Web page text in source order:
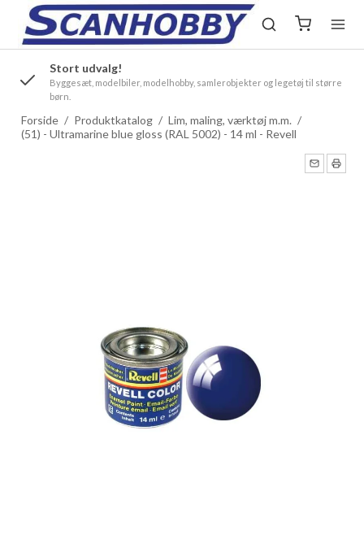
Stort udvalg!
Byggesæt, modelbiler, modelhobby, samlerobjekter og legetøj til større
børn.
Forside / Produktkatalog / Lim, maling, værktøj m.m. /
(51) - Ultramarine blue gloss (RAL 5002) - 14 ml - Revell